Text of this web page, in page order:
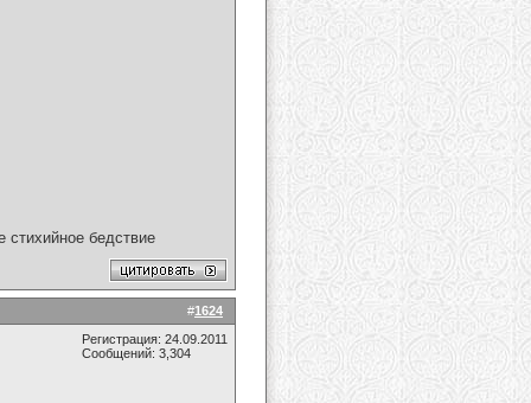
стихийное бедствие
#1624
Регистрация: 24.09.2011
Сообщений: 3,304